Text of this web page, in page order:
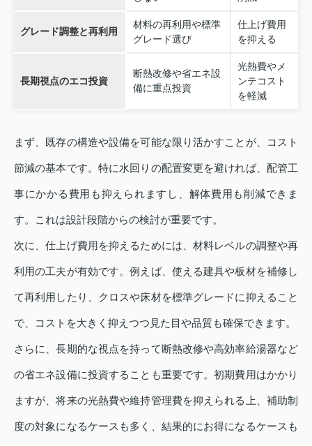
グレード調整と再利用
材料の再利用や標準
グレード選び
仕上げ費用
を抑える
長期視点のエコ投資
断熱改修や省エネ設
備に重点投資
光熱費やメ
ンテコスト
を軽減
まず、既存の構造や設備を可能な限り活かすことが、コスト
節減の基本です。特に水回りの配置変更を避ければ、配管工
事にかかる費用も抑えられますし、解体費用も削減できま
す。これは設計段階からの検討が重要です。
次に、仕上げ費用を抑えるためには、材料レベルの調整や再
利用の工夫が有効です。例えば、使える建具や板材を補修し
て再利用したり、クロスや床材を標準グレードに抑えること
で、コストを大きく抑えつつ見た目や品質も確保できます。
さらに、長期的な視点を持って断熱改修や高効率給湯器など
の省エネ設備に投資することも重要です。初期費用はかかり
ますが、将来の光熱費や維持管理費を抑えられる上、補助制
度の対象になるケースも多く、結果的にお得になるケースも